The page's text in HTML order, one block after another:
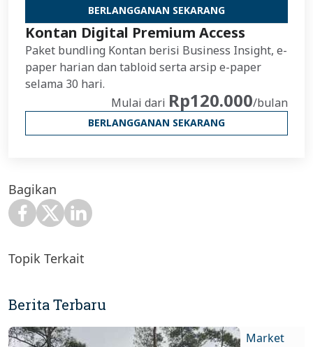
BERLANGGANAN SEKARANG
Kontan Digital Premium Access
Paket bundling Kontan berisi Business Insight, e-
paper harian dan tabloid serta arsip e-paper
selama 30 hari.
Mulai dari Rp120.000/bulan
BERLANGGANAN SEKARANG
Bagikan
Topik Terkait
Berita Terbaru
Market